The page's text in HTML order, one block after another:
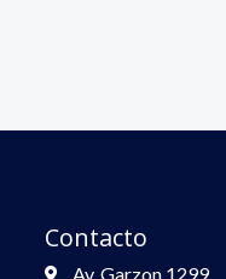
Contacto
Av. Garzon 1299